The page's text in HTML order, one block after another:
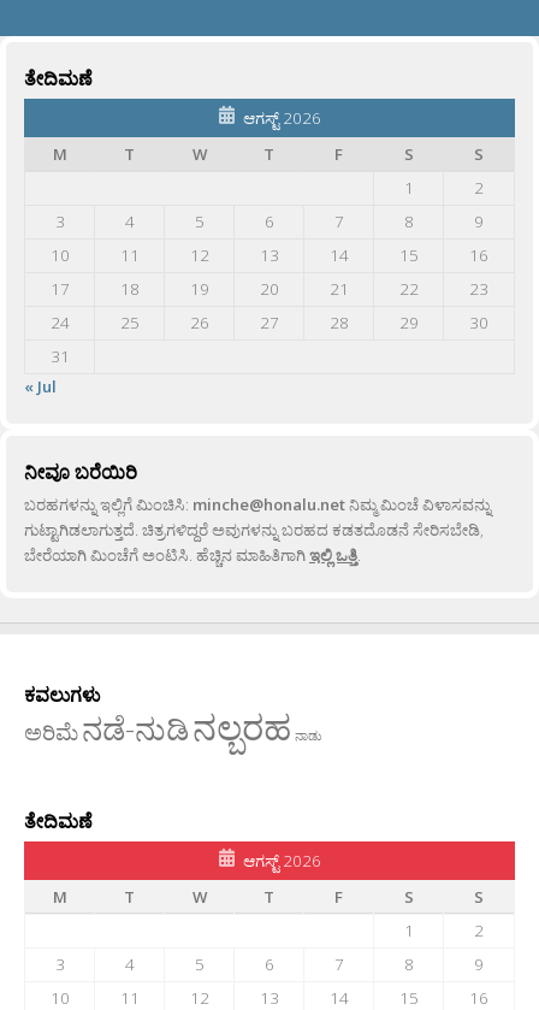
ತೇದಿಮಣೆ
ಆಗಸ್ಟ್ 2026
M
T W T F S
S
1
2
3
4 5 6 7 8
9
10
11 12 13 14 15
16
17
18 19 20 21 22
23
24
25 26 27 28 29
30
31
« Jul
ನೀವೂ ಬರೆಯಿರಿ
ಬರಹಗಳನ್ನು ಇಲ್ಲಿಗೆ ಮಿಂಚಿಸಿ: minche@honalu.netನಿಮ್ಮ ಮಿಂಚೆ ವಿಳಾಸವನ್ನು
ಗುಟ್ಟಾಗಿಡಲಾಗುತ್ತದೆ. ಚಿತ್ರಗಳಿದ್ದರೆ ಅವುಗಳನ್ನು ಬರಹದ ಕಡತದೊಡನೆ ಸೇರಿಸಬೇಡಿ,
ಬೇರೆಯಾಗಿ ಮಿಂಚೆಗೆ ಅಂಟಿಸಿ. ಹೆಚ್ಚಿನ ಮಾಹಿತಿಗಾಗಿಇಲ್ಲಿ ಒತ್ತಿ.
ಕವಲುಗಳು
ಅರಿಮೆನಡೆ-ನುಡಿನಲ್ಬರಹ ನಾಡು
ತೇದಿಮಣೆ
ಆಗಸ್ಟ್ 2026
M
T W T F S
S
1
2
3
4 5 6 7 8
9
10
11 12 13 14 15
16